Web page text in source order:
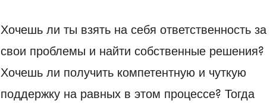
Хочешь ли ты взять на себя ответственность за
свои проблемы и найти собственные решения?
Хочешь ли получить компетентную и чуткую
поддержку на равных в этом процессе? Тогда